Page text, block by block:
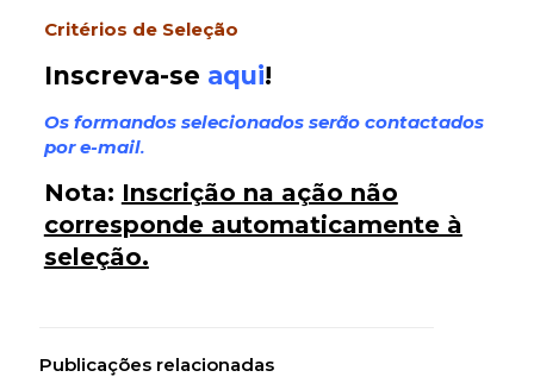
Critérios de Seleção
Inscreva-se aqui!
Os formandos selecionados serão contactados
por e-mail.
Nota: Inscrição na ação não
corresponde automaticamente à
seleção.
Publicações relacionadas